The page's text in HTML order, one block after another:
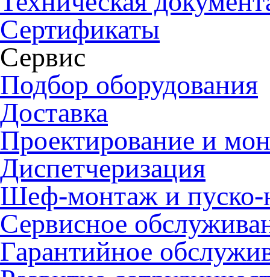
Сертификаты
Сервис
Подбор оборудования
Доставка
Проектирование и
Диспетчеризация
Шеф-монтаж и пуско-
Сервисное
Гарантийное